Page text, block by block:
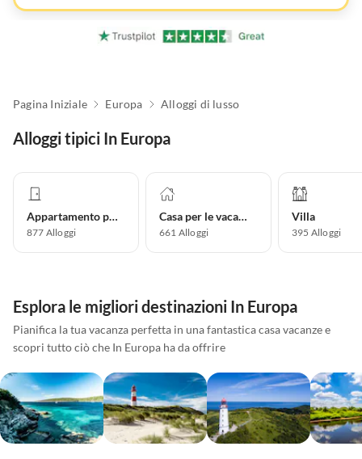
Pagina Iniziale Europa Alloggi di lusso
Alloggi tipici In Europa
Appartamento per vacanze
877 Alloggi
Casa per le vacanze
661 Alloggi
Villa
395 Alloggi
Esplora le migliori destinazioni In Europa
Pianifica la tua vacanza perfetta in una fantastica casa vacanze e
scopri tutto ciò che In Europa ha da offrire